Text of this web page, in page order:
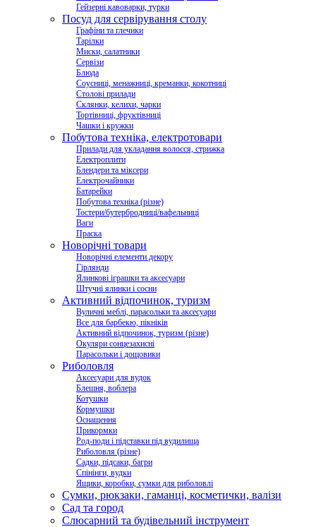
Гейзерні кавоварки, турки
Посуд для сервірування столу
Графіни та глечики
Тарілки
Миски, салатники
Сервізи
Блюда
Соусниці, менажниці, креманки, кокотниці
Столові прилади
Склянки, келихи, чарки
Тортівниці, фруктівниці
Чашки і кружки
Побутова техніка, електротовари
Прилади для укладання волосся, стрижка
Електроплити
Блендери та міксери
Електрочайники
Батарейки
Побутова техніка (різне)
Тостери/бутербродниці/вафельниці
Ваги
Праска
Новорічні товари
Новорічні елементи декору
Гірлянди
Ялинкові іграшки та аксесуари
Штучні ялинки і сосни
Активний відпочинок, туризм
Вуличні меблі, парасольки та аксесуари
Все для барбекю, пікніків
Активний відпочинок, туризм (різне)
Окуляри сонцезахисні
Парасольки і дощовики
Риболовля
Аксесуари для вудок
Блешня, воблера
Котушки
Кормушки
Оснащення
Прикормки
Род-поди і підставки під вудилища
Риболовля (різне)
Садки, підсаки, багри
Спінінги, вудки
Ящики, коробки, сумки для риболовлі
Сумки, рюкзаки, гаманці, косметички, валізи
Сад та город
Слюсарний та будівельний інструмент